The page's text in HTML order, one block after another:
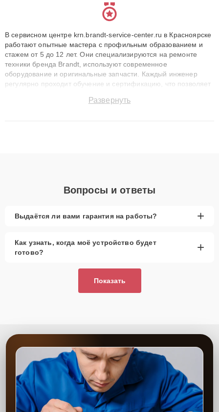
В сервисном центре krn.brandt-service-center.ru в Красноярске
работают опытные мастера с профильным образованием и
стажем от 5 до 12 лет. Они специализируются на ремонте
техники бренда Brandt, используют современное
оборудование и оригинальные запчасти. Каждый инженер
регулярно проходит обучение и сертификацию, что позволяет
технику с сохранением гарантии до 3 лет. Наши мастера
Развернуть
Вопросы и ответы
Выдаётся ли вами гарантия на работы? +
Как узнать, когда моё устройство будет
готово?
+
Показать